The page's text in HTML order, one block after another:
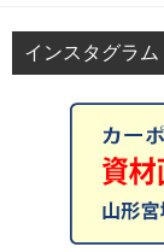
インスタグラム